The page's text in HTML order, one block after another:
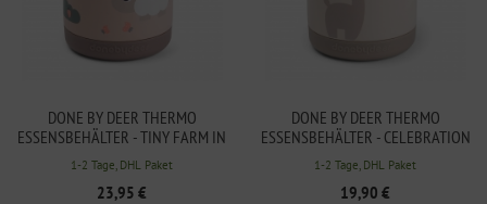
DONE BY DEER THERMO
ESSENSBEHÄLTER - TINY FARM IN
ROSA 300ML
1-2 Tage, DHL Paket
23,95 €
DONE BY DEER THERMO
ESSENSBEHÄLTER - CELEBRATION
SAND 300ML
1-2 Tage, DHL Paket
19,90 €